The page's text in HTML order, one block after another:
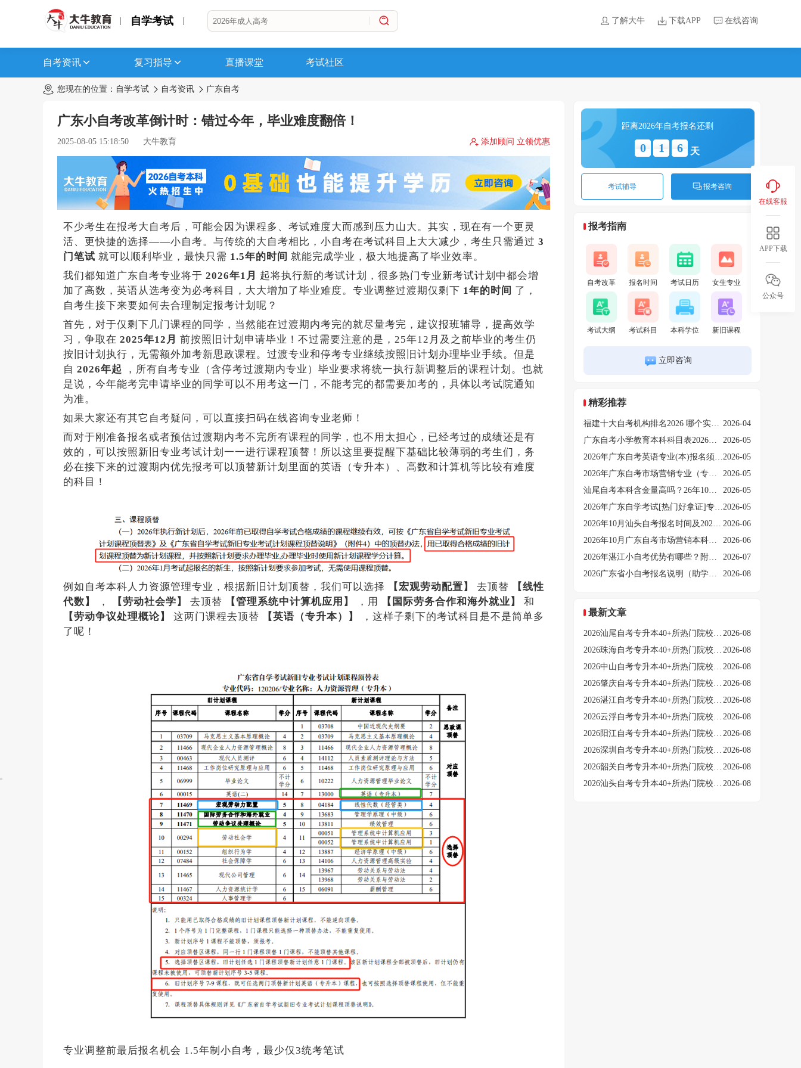
自学考试 了解大牛 下载APP 在线咨询
自考资讯 复习指导 直播课堂 考试社区
您现在的位置： 自学考试 自考资讯 广东自考
广东小自考改革倒计时：错过今年，毕业难度翻倍！
2025-08-05 15:18:50 大牛教育 添加顾问 立领优惠
不少考生在报考大自考后，可能会因为课程多、考试难度大而感到压力山大。其实，现在有一个更灵
活、更快捷的选择——小自考。与传统的大自考相比，小自考在考试科目上大大减少，考生只需通过 3
门笔试 就可以顺利毕业，最快只需 1.5年的时间 就能完成学业，极大地提高了毕业效率。
我们都知道广东自考专业将于 2026年1月
起将执行新的考试计划，很多热门专业新考试计划中都会增
加了高数，英语从选考变为必考科目，大大增加了毕业难度。专业调整过渡期仅剩下 1年的时间 了，
自考生接下来要如何去合理制定报考计划呢？
首先，对于仅剩下几门课程的同学，当然能在过渡期内考完的就尽量考完，建议报班辅导，提高效学
习，争取在 2025年12月 前按照旧计划申请毕业！不过需要注意的是，25年12月及之前毕业的考生仍
按旧计划执行，无需额外加考新思政课程。过渡专业和停考专业继续按照旧计划办理毕业手续。但是
自 2026年起
，所有自考专业（含停考过渡期内专业）毕业要求将统一执行新调整后的课程计划。也就
是说，今年能考完申请毕业的同学可以不用考这一门，不能考完的都需要加考的，具体以考试院通知
为准。
如果大家还有其它自考疑问，可以直接扫码在线咨询专业老师！
而对于刚准备报名或者预估过渡期内考不完所有课程的同学，也不用太担心，已经考过的成绩还是有
效的，可以按照新旧专业考试计划一一进行课程顶替！所以这里要提醒下基础比较薄弱的考生们，务
必在接下来的过渡期内优先报考可以顶替新计划里面的英语（专升本）、高数和计算机等比较有难度
的科目！
例如自考本科人力资源管理专业，根据新旧计划顶替，我们可以选择 【宏观劳动配置】 去顶替
【线性
代数】
， 【劳动社会学】 去顶替 【管理系统中计算机应用】 ，用 【国际劳务合作和海外就业】
和
【劳动争议处理概论】
这两门课程去顶替 【英语（专升本）】
，这样子剩下的考试科目是不是简单多
了呢！
专业调整前最后报名机会 1.5年制小自考，最少仅3统考笔试
距离2026年自考报名还剩
0 1 6 天
考试辅导 报考咨询
报考指南
自考改革 报名时间 考试日历 女生专业
考试大纲 考试科目 本科学位 新旧课程
立即咨询
精彩推荐
福建十大自考机构排名2026 哪个实力强哪个靠谱？ 2026-04
广东自考小学教育本科科目表2026（附10月考期时间安排）
2026-05
2026年广东自考英语专业(本)报名须知：入口|流程|科目2026-05
2026年广东自考市场营销专业（专）报名须知：入口|流程|科目
2026-05
汕尾自考本科含金量高吗？26年10月新生怎么报名
2026-05
2026年广东自学考试[热门好拿证]专业有三大推荐！2026-05
2026年10月汕头自考报名时间及2027年下次报名表 2026-06
2026年10月广东自考市场营销本科开考课程表（考几门）
2026-06
2026年湛江小自考优势有哪些？附新生报考步骤！
2026-07
2026广东省小自考报名说明（助学点+学校专业）
2026-08
最新文章
2026汕尾自考专升本40+所热门院校推荐（新榜单） 2026-08
2026珠海自考专升本40+所热门院校推荐（新榜单） 2026-08
2026中山自考专升本40+所热门院校推荐（新榜单） 2026-08
2026肇庆自考专升本40+所热门院校推荐（新榜单） 2026-08
2026湛江自考专升本40+所热门院校推荐（新榜单） 2026-08
2026云浮自考专升本40+所热门院校推荐（新榜单） 2026-08
2026阳江自考专升本40+所热门院校推荐（新榜单） 2026-08
2026深圳自考专升本40+所热门院校推荐（新榜单） 2026-08
2026韶关自考专升本40+所热门院校推荐（新榜单） 2026-08
2026汕头自考专升本40+所热门院校推荐（新榜单） 2026-08
在线客服
APP下载
公众号